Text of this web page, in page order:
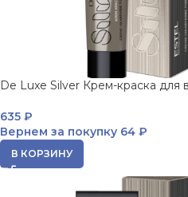
De Luxe Silver Крем-краска для
635 ₽
Вернем за покупку 64 ₽
В КОРЗИНУ